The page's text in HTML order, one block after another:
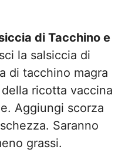
di Tacchino e
la salsiccia di
di tacchino magra
ricotta vaccina
Aggiungi scorza
Saranno
grassi.